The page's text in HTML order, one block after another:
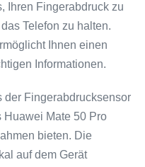
Ihren Fingerabdruck zu
Telefon zu halten.
Ihnen einen
Informationen.
der Fingerabdrucksensor
Huawei Mate 50 Pro
bieten. Die
auf dem Gerät